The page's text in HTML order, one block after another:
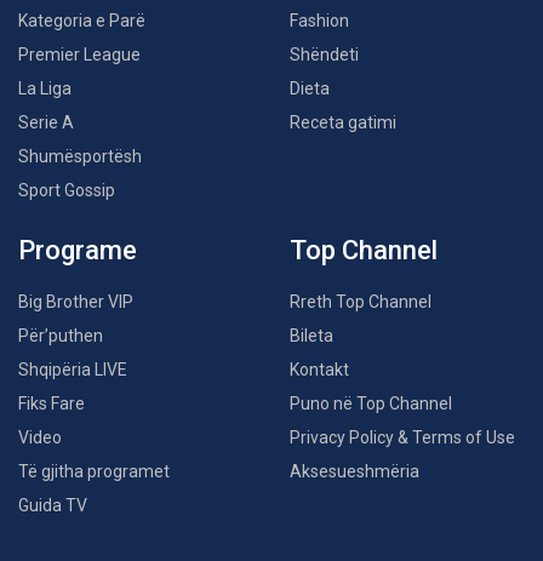
Kategoria e Parë
Premier League
La Liga
Serie A
Shumësportësh
Sport Gossip
Fashion
Shëndeti
Dieta
Receta gatimi
Programe
Big Brother VIP
Për’puthen
Shqipëria LIVE
Fiks Fare
Video
Të gjitha programet
Guida TV
Top Channel
Rreth Top Channel
Bileta
Kontakt
Puno në Top Channel
Privacy Policy & Terms of Use
Aksesueshmëria